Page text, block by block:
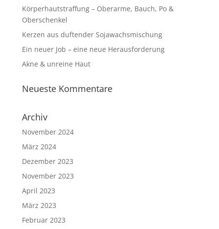
Körperhautstraffung – Oberarme, Bauch, Po &
Oberschenkel
Kerzen aus duftender Sojawachsmischung
Ein neuer Job – eine neue Herausforderung
Akne & unreine Haut
Neueste Kommentare
Archiv
November 2024
März 2024
Dezember 2023
November 2023
April 2023
März 2023
Februar 2023